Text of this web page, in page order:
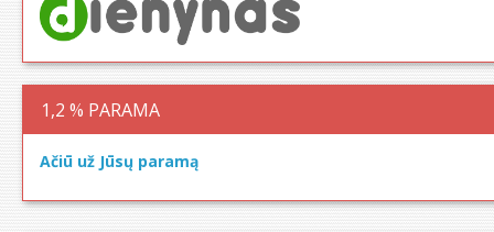
1,2 % PARAMA
Ačiū už Jūsų paramą